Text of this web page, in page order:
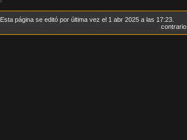
Esta página se editó por última vez el 1 abr 2025 a las 17:23.
contrario.